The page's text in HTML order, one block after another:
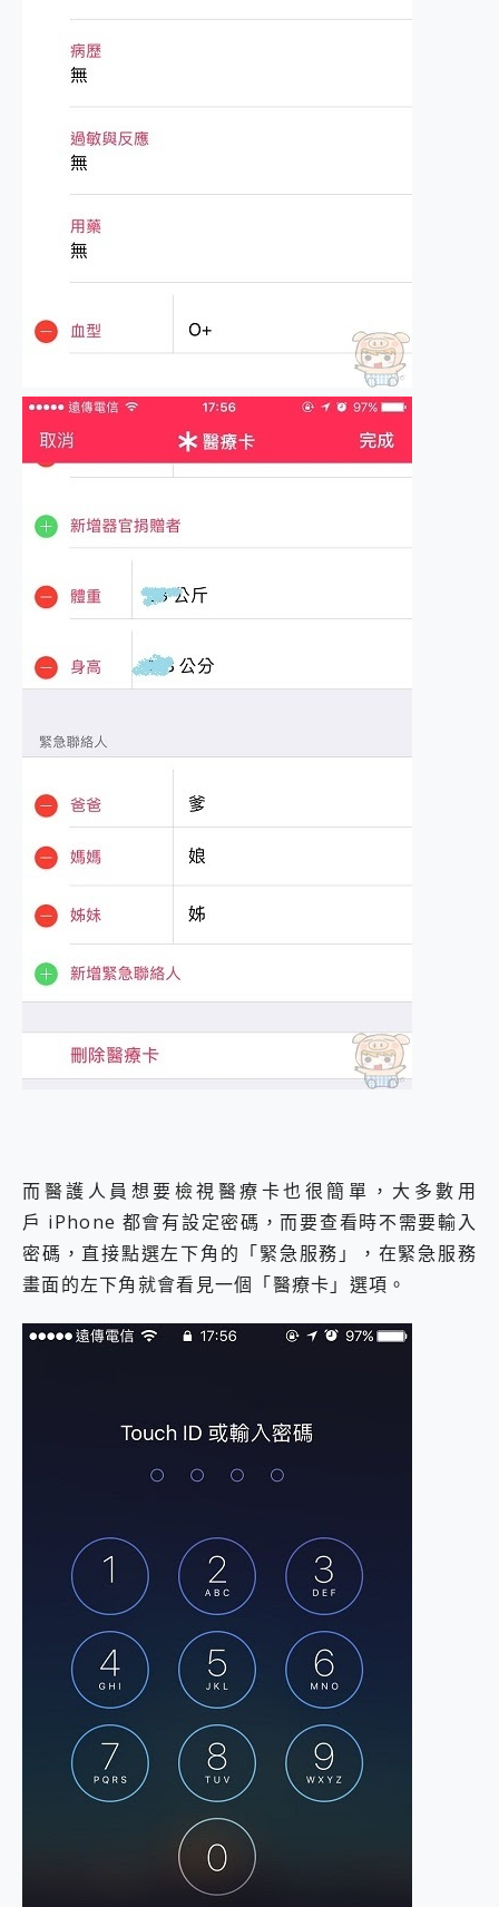
而醫護人員想要檢視醫療卡也很簡單，大多數用
戶 iPhone 都會有設定密碼，而要查看時不需要輸入
密碼，直接點選左下角的「緊急服務」，在緊急服務
畫面的左下角就會看見一個「醫療卡」選項。